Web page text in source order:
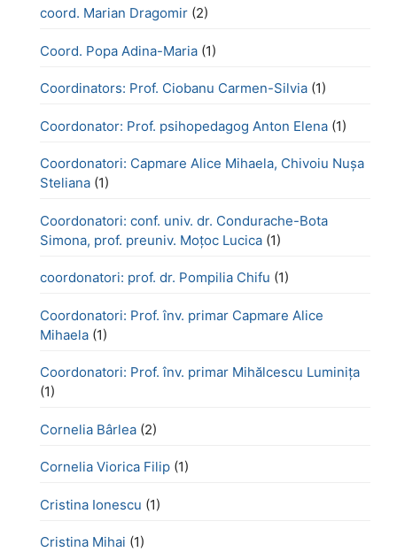
coord. Marian Dragomir (2)
Coord. Popa Adina-Maria (1)
Coordinators: Prof. Ciobanu Carmen-Silvia (1)
Coordonator: Prof. psihopedagog Anton Elena (1)
Coordonatori: Capmare Alice Mihaela, Chivoiu Nușa
Steliana (1)
Coordonatori: conf. univ. dr. Condurache-Bota
Simona, prof. preuniv. Moțoc Lucica (1)
coordonatori: prof. dr. Pompilia Chifu (1)
Coordonatori: Prof. înv. primar Capmare Alice
Mihaela (1)
Coordonatori: Prof. înv. primar Mihălcescu Luminița
(1)
Cornelia Bârlea (2)
Cornelia Viorica Filip (1)
Cristina Ionescu (1)
Cristina Mihai (1)